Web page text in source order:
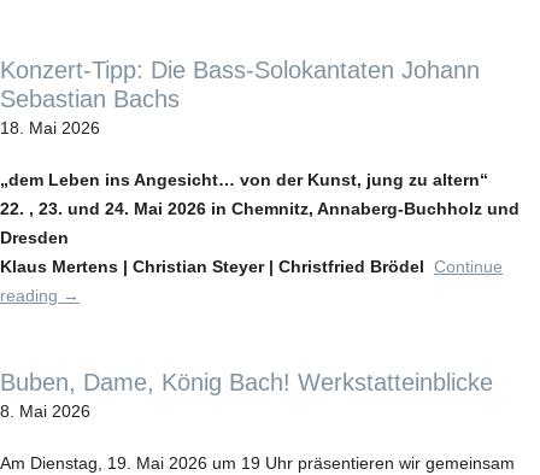
Konzert-Tipp: Die Bass-Solokantaten Johann
Sebastian Bachs
18. Mai 2026
„dem Leben ins Angesicht… von der Kunst, jung zu altern“
22. , 23. und 24. Mai 2026 in Chemnitz, Annaberg-Buchholz und
Dresden
Klaus Mertens | Christian Steyer | Christfried Brödel Continue
reading →
Buben, Dame, König Bach! Werkstatteinblicke
8. Mai 2026
Am Dienstag, 19. Mai 2026 um 19 Uhr präsentieren wir gemeinsam